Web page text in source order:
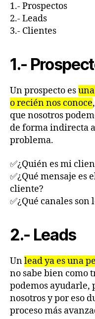
1.- Prospectos
2.- Leads
3.- Clientes
1.-
Un prospecto es
o recién nos conoce
que nosotros
de forma indirecta
problema.
✅¿Quién es mi
✅¿Qué mensaje es
cliente?
✅¿Qué canales
2.- Leads
Unlead ya es una
no sabe bien como
podemos ayudarle,
nosotros y por eso
proceso más